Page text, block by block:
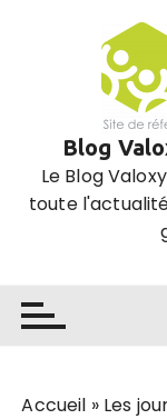
Blog
Le Blog
toute
Accueil » Les